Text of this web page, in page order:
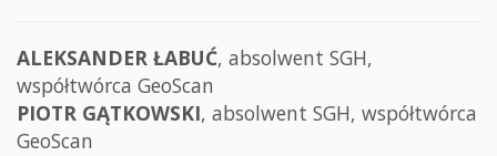
ALEKSANDER ŁABUĆ, absolwent SGH,
współtwórca GeoScan
PIOTR GĄTKOWSKI, absolwent SGH, współtwórca
GeoScan